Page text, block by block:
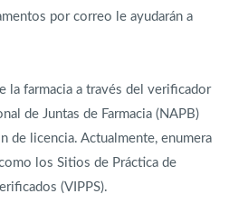
por correo le ayudarán a
la farmacia a través del verificador
de Juntas de Farmacia (NAPB)
de licencia. Actualmente, enumera
los Sitios de Práctica de
(VIPPS).